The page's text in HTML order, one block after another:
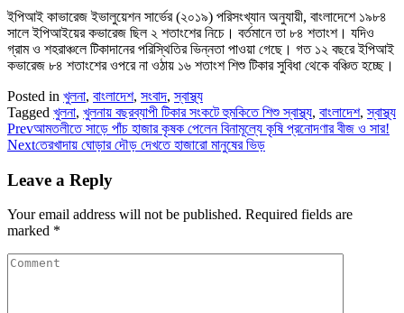
ইপিআই কাভারেজ ইভালুয়েশন সার্ভের (২০১৯) পরিসংখ্যান অনুযায়ী, বাংলাদেশে ১৯৮৪
সালে ইপিআইয়ের কভারেজ ছিল ২ শতাংশের নিচে। বর্তমানে তা ৮৪ শতাংশ। যদিও
গ্রাম ও শহরাঞ্চলে টিকাদানের পরিস্থিতির ভিন্নতা পাওয়া গেছে। গত ১২ বছরে ইপিআই
কভারেজ ৮৪ শতাংশের ওপরে না ওঠায় ১৬ শতাংশ শিশু টিকার সুবিধা থেকে বঞ্চিত হচ্ছে।
Posted in খুলনা, বাংলাদেশ, সংবাদ,স্বাস্থ্য
Tagged খুলনা, খুলনায় বছরব্যাপী টিকার সংকটে হুমকিতে শিশু স্বাস্থ্য, বাংলাদেশ,স্বাস্থ্য
Prevআমতলীতে সাড়ে পাঁচ হাজার কৃষক পেলেন বিনামূল্যে কৃষি প্রনোদণার বীজ ও সার!
Nextতেরখাদায় ঘোড়ার দৌড় দেখতে হাজারো মানুষের ভিড়
Leave a Reply
Your email address will not be published. Required fields are
marked *